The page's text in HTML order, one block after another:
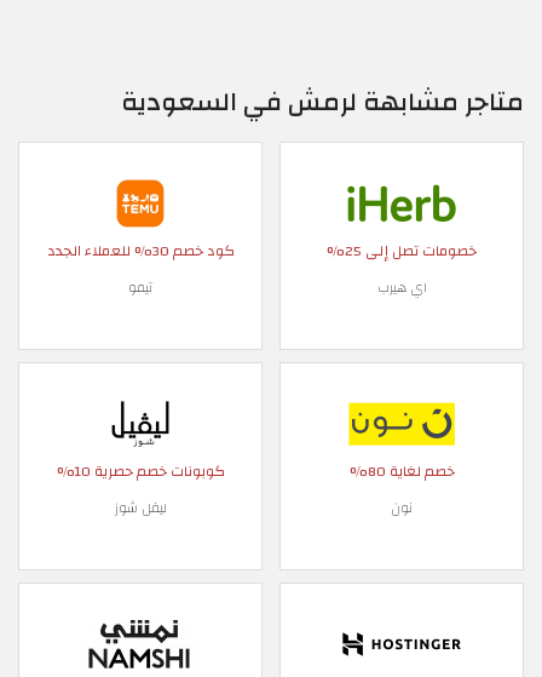
متاجر مشابهة لرمش في السعودية
خصومات تصل إلى 25%
اي هيرب
كود خصم 30% للعملاء الجدد
تيمو
خصم لغاية 80%
نون
كوبونات خصم حصرية 10%
ليفل شوز